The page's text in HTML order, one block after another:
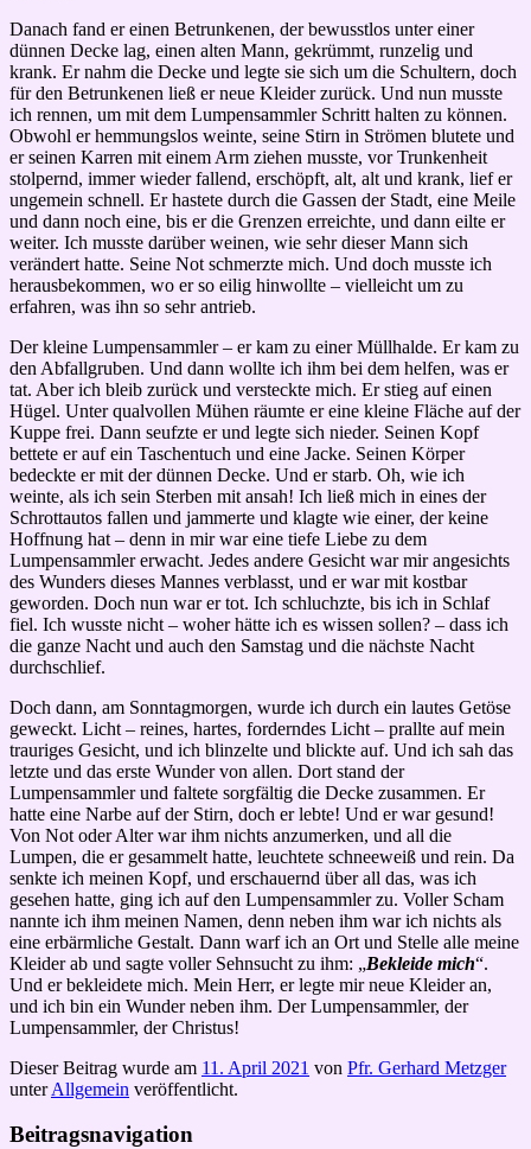
Danach fand er einen Betrunkenen, der bewusstlos unter einer
dünnen Decke lag, einen alten Mann, gekrümmt, runzelig und
krank. Er nahm die Decke und legte sie sich um die Schultern, doch
für den Betrunkenen ließ er neue Kleider zurück. Und nun musste
ich rennen, um mit dem Lumpensammler Schritt halten zu können.
Obwohl er hemmungslos weinte, seine Stirn in Strömen blutete und
er seinen Karren mit einem Arm ziehen musste, vor Trunkenheit
stolpernd, immer wieder fallend, erschöpft, alt, alt und krank, lief er
ungemein schnell. Er hastete durch die Gassen der Stadt, eine Meile
und dann noch eine, bis er die Grenzen erreichte, und dann eilte er
weiter. Ich musste darüber weinen, wie sehr dieser Mann sich
verändert hatte. Seine Not schmerzte mich. Und doch musste ich
herausbekommen, wo er so eilig hinwollte – vielleicht um zu
erfahren, was ihn so sehr antrieb.
Der kleine Lumpensammler – er kam zu einer Müllhalde. Er kam zu
den Abfallgruben. Und dann wollte ich ihm bei dem helfen, was er
tat. Aber ich bleib zurück und versteckte mich. Er stieg auf einen
Hügel. Unter qualvollen Mühen räumte er eine kleine Fläche auf der
Kuppe frei. Dann seufzte er und legte sich nieder. Seinen Kopf
bettete er auf ein Taschentuch und eine Jacke. Seinen Körper
bedeckte er mit der dünnen Decke. Und er starb. Oh, wie ich
weinte, als ich sein Sterben mit ansah! Ich ließ mich in eines der
Schrottautos fallen und jammerte und klagte wie einer, der keine
Hoffnung hat – denn in mir war eine tiefe Liebe zu dem
Lumpensammler erwacht. Jedes andere Gesicht war mir angesichts
des Wunders dieses Mannes verblasst, und er war mit kostbar
geworden. Doch nun war er tot. Ich schluchzte, bis ich in Schlaf
fiel. Ich wusste nicht – woher hätte ich es wissen sollen? – dass ich
die ganze Nacht und auch den Samstag und die nächste Nacht
durchschlief.
Doch dann, am Sonntagmorgen, wurde ich durch ein lautes Getöse
geweckt. Licht – reines, hartes, forderndes Licht – prallte auf mein
trauriges Gesicht, und ich blinzelte und blickte auf. Und ich sah das
letzte und das erste Wunder von allen. Dort stand der
Lumpensammler und faltete sorgfältig die Decke zusammen. Er
hatte eine Narbe auf der Stirn, doch er lebte! Und er war gesund!
Von Not oder Alter war ihm nichts anzumerken, und all die
Lumpen, die er gesammelt hatte, leuchtete schneeweiß und rein. Da
senkte ich meinen Kopf, und erschauernd über all das, was ich
gesehen hatte, ging ich auf den Lumpensammler zu. Voller Scham
nannte ich ihm meinen Namen, denn neben ihm war ich nichts als
eine erbärmliche Gestalt. Dann warf ich an Ort und Stelle alle meine
Kleider ab und sagte voller Sehnsucht zu ihm: „Bekleide mich“.
Und er bekleidete mich. Mein Herr, er legte mir neue Kleider an,
und ich bin ein Wunder neben ihm. Der Lumpensammler, der
Lumpensammler, der Christus!
Dieser Beitrag wurde am 11. April 2021 von Pfr. Gerhard Metzger
unterAllgemein veröffentlicht.
Beitragsnavigation